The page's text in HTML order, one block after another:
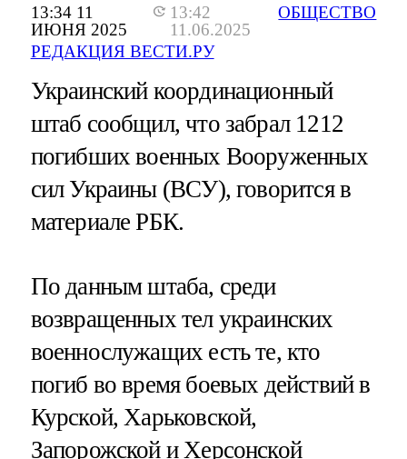
13:34 11
ИЮНЯ 2025
13:42
11.06.2025
РЕДАКЦИЯ ВЕСТИ.РУ
ОБЩЕСТВО
Украинский координационный
штаб сообщил, что забрал 1212
погибших военных Вооруженных
сил Украины (ВСУ), говорится в
материале РБК.
По данным штаба, среди
возвращенных тел украинских
военнослужащих есть те, кто
погиб во время боевых действий в
Курской, Харьковской,
Запорожской и Херсонской